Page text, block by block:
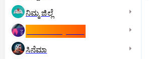
ನಿಮ್ಮ ಜಿಲ್ಲೆ
ಸಿನೆಮಾ